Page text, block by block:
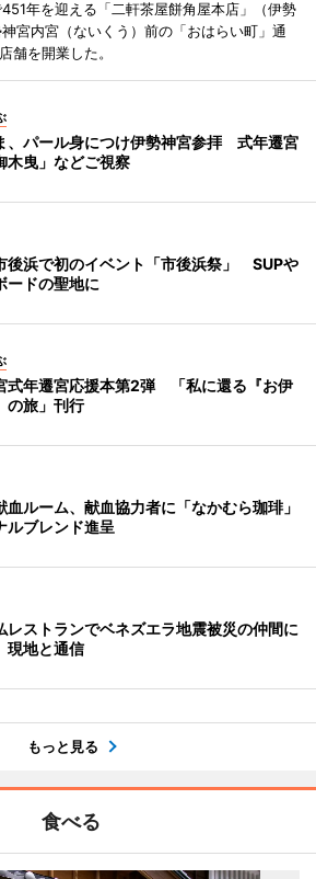
年を迎える「二軒茶屋餅角屋本店」（伊勢
宮内宮（ないくう）前の「おはらい町」通
舗を開業した。
、パール身につけ伊勢神宮参拝 式年遷宮
木曳」などご視察
後浜で初のイベント「市後浜祭」 SUPや
ードの聖地に
式年遷宮応援本第2弾 「私に還る『お伊
の旅」刊行
血ルーム、献血協力者に「なかむら珈琲」
ルブレンド進呈
レストランでベネズエラ地震被災の仲間に
地と通信
もっと見る
食べる